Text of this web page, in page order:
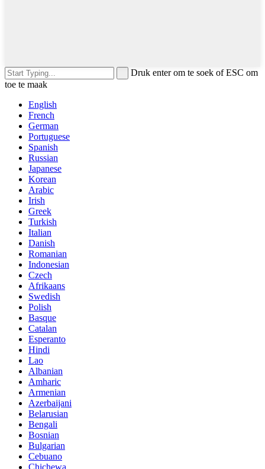
Druk enter om te soek of ESC om
toe te maak
English
French
German
Portuguese
Spanish
Russian
Japanese
Korean
Arabic
Irish
Greek
Turkish
Italian
Danish
Romanian
Indonesian
Czech
Afrikaans
Swedish
Polish
Basque
Catalan
Esperanto
Hindi
Lao
Albanian
Amharic
Armenian
Azerbaijani
Belarusian
Bengali
Bosnian
Bulgarian
Cebuano